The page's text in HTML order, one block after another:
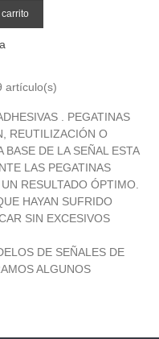
artículo(s)
. PEGATINAS
REUTILIZACIÓN O
DE LA SEÑAL ESTA
LAS PEGATINAS
RESULTADO ÓPTIMO.
HAYAN SUFRIDO
SIN EXCESIVOS
DE SEÑALES DE
ALGUNOS